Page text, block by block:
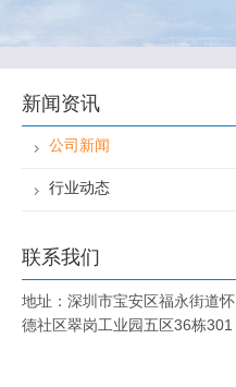
新闻资讯
公司新闻
行业动态
联系我们
地址：深圳市宝安区福永街道怀
德社区翠岗工业园五区36栋301